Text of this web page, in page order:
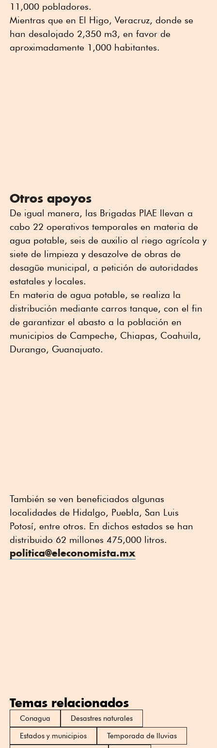
11,000 pobladores.
Mientras que en El Higo, Veracruz, donde se
han desalojado 2,350 m3, en favor de
aproximadamente 1,000 habitantes.
Otros apoyos
De igual manera, las Brigadas PIAE llevan a
cabo 22 operativos temporales en materia de
agua potable, seis de auxilio al riego agrícola y
siete de limpieza y desazolve de obras de
desagüe municipal, a petición de autoridades
estatales y locales.
En materia de agua potable, se realiza la
distribución mediante carros tanque, con el fin
de garantizar el abasto a la población en
municipios de Campeche, Chiapas, Coahuila,
Durango, Guanajuato.
También se ven beneficiados algunas
localidades de Hidalgo, Puebla, San Luis
Potosí, entre otros. En dichos estados se han
distribuido 62 millones 475,000 litros.
politica@eleconomista.mx
Temas relacionados
Conagua
Desastres naturales
Estados y municipios
Temporada de lluvias